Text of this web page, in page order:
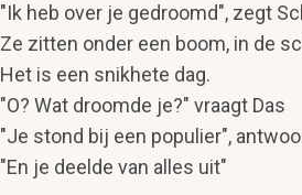
"Ik heb over je gedroomd", zegt
Ze zitten onder een boom, in de
Het is een snikhete dag.
"O? Wat droomde je?" vraagt Das
"Je stond bij een populier",
"En je deelde van alles uit"